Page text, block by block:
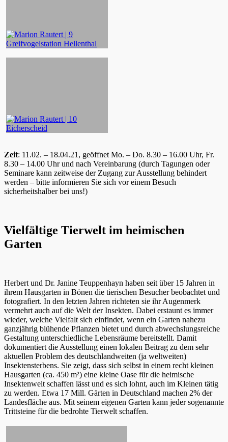
Zeit: 11.02. – 18.04.21, geöffnet Mo. – Do. 8.30 – 16.00 Uhr, Fr.
8.30 – 14.00 Uhr und nach Vereinbarung (durch Tagungen oder
Seminare kann zeitweise der Zugang zur Ausstellung behindert
werden – bitte informieren Sie sich vor einem Besuch
sicherheitshalber bei uns!)
Vielfältige Tierwelt im heimischen
Garten
Herbert und Dr. Janine Teuppenhayn haben seit über 15 Jahren in
ihrem Hausgarten in Bönen die tierischen Besucher beobachtet und
fotografiert. In den letzten Jahren richteten sie ihr Augenmerk
vermehrt auch auf die Welt der Insekten. Dabei erstaunt es immer
wieder, welche Vielfalt sich einfindet, wenn ein Garten nahezu
ganzjährig blühende Pflanzen bietet und durch abwechslungsreiche
Gestaltung unterschiedliche Lebensräume bereitstellt. Damit
dokumentiert die Ausstellung einen lokalen Beitrag zu dem sehr
aktuellen Problem des deutschlandweiten (ja weltweiten)
Insektensterbens. Sie zeigt, dass sich selbst in einem recht kleinen
Hausgarten (ca. 450 m²) eine kleine Oase für die heimische
Insektenwelt schaffen lässt und es sich lohnt, auch im Kleinen tätig
zu werden. Etwa 17 Mill. Gärten in Deutschland machen 2% der
Landesfläche aus. Mit seinem eigenen Garten kann jeder sogenannte
Trittsteine für die bedrohte Tierwelt schaffen.